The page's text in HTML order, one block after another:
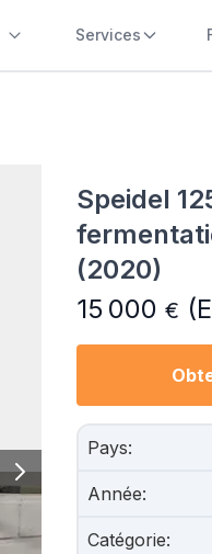
Services
Speidel
(2020)
15 000 €
Pays:
Année:
Catégorie: